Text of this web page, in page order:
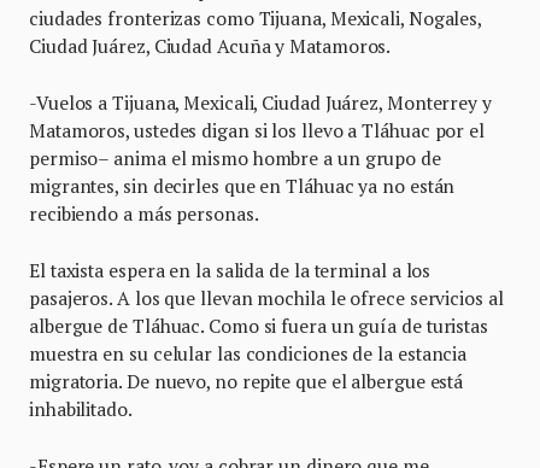
ciudades fronterizas como Tijuana, Mexicali, Nogales,
Ciudad Juárez, Ciudad Acuña y Matamoros.
-Vuelos a Tijuana, Mexicali, Ciudad Juárez, Monterrey y
Matamoros, ustedes digan si los llevo a Tláhuac por el
permiso– anima el mismo hombre a un grupo de
migrantes, sin decirles que en Tláhuac ya no están
recibiendo a más personas.
El taxista espera en la salida de la terminal a los
pasajeros. A los que llevan mochila le ofrece servicios al
albergue de Tláhuac. Como si fuera un guía de turistas
muestra en su celular las condiciones de la estancia
migratoria. De nuevo, no repite que el albergue está
inhabilitado.